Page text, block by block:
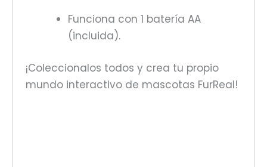
Funciona con 1 batería AA
(incluida).
¡Coleccionalos todos y crea tu propio
mundo interactivo de mascotas FurReal!